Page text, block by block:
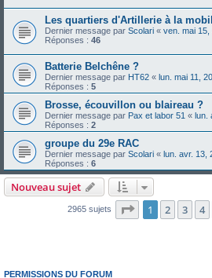
Les quartiers d'Artillerie à la
Dernier message par Scolari « ven. mai 15,
Réponses : 46
Batterie Belchêne ?
Dernier message par HT62 « lun. mai 11,
Réponses : 5
Brosse, écouvillon ou blaireau ?
Dernier message par Pax et labor 51 « lun.
Réponses : 2
groupe du 29e RAC
Dernier message par Scolari « lun. avr. 13,
Réponses : 6
Nouveau sujet
2965 sujets Page 1sur119
1 2 3 4
PERMISSIONS DU FORUM